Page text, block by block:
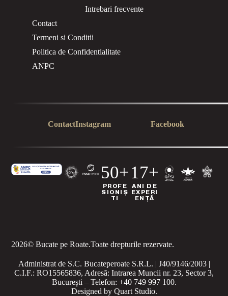
Intrebari frecvente
Contact
Termeni si Conditii
Politica de Confidentialitate
ANPC
ContactInstagram Facebook
50+
PROFE
SIONIȘ
TI
17+
ANI DE
EXPERI
ENȚĂ
2026© Bucate pe Roate.Toate drepturile rezervate.
Administrat de S.C. Bucateperoate S.R.L. | J40/9146/2003 |
C.I.F.: RO15565836, Adresă: Intrarea Muncii nr. 23, Sector 3,
București – Telefon: +40 749 997 100.
Designed by Quart Studio.